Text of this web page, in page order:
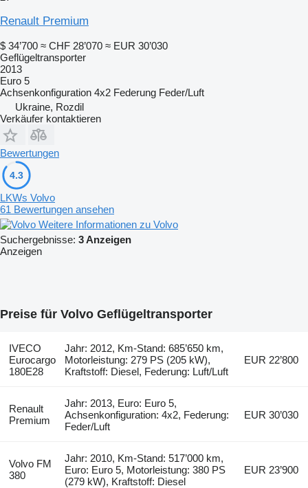
Renault Premium
$ 34’700 ≈ CHF 28’070 ≈ EUR 30’030
Geflügeltransporter
2013
Euro 5
Achsenkonfiguration 4x2 Federung Feder/Luft
Ukraine, Rozdil
Verkäufer kontaktieren
Bewertungen
4.3
LKWs Volvo
61 Bewertungen ansehen
Weitere Informationen zu Volvo
Suchergebnisse: 3 Anzeigen
Anzeigen
Preise für Volvo Geflügeltransporter
IVECO
Eurocargo
180E28
Jahr: 2012, Km-Stand: 685’650 km,
Motorleistung: 279 PS (205 kW),
Kraftstoff: Diesel, Federung: Luft/Luft
EUR 22’800
Renault
Premium
Jahr: 2013, Euro: Euro 5,
Achsenkonfiguration: 4x2, Federung:
Feder/Luft
EUR 30’030
Volvo FM
380
Jahr: 2010, Km-Stand: 517’000 km,
Euro: Euro 5, Motorleistung: 380 PS
(279 kW), Kraftstoff: Diesel
EUR 23’900